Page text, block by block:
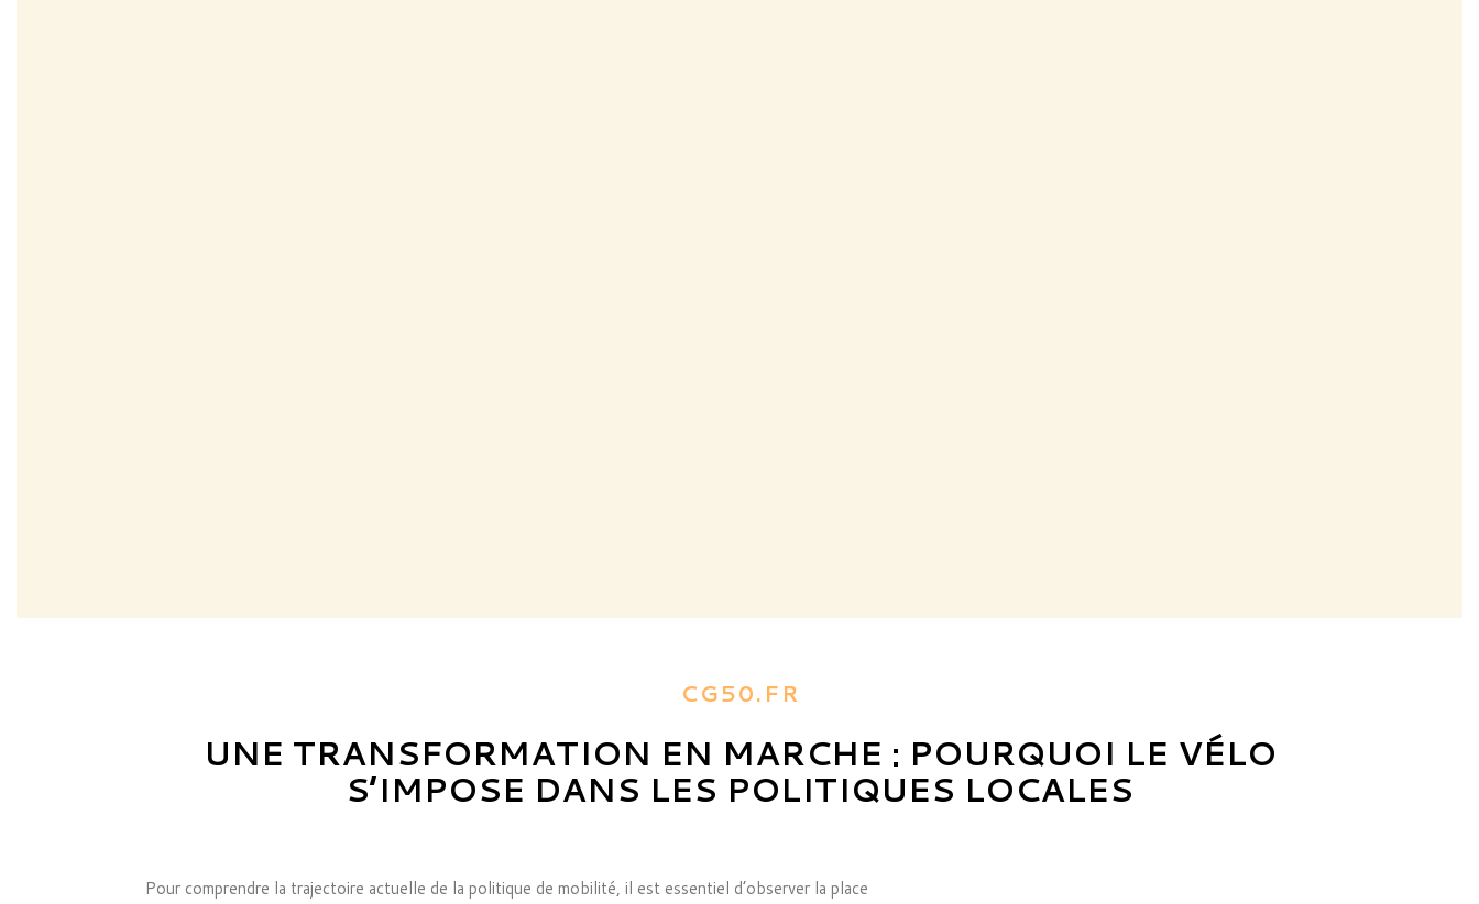
CG50.FR
UNE TRANSFORMATION EN MARCHE : POURQUOI LE VÉLO
S’IMPOSE DANS LES POLITIQUES LOCALES
Pour comprendre la trajectoire actuelle de la politique de mobilité, il est essentiel d’observer la place